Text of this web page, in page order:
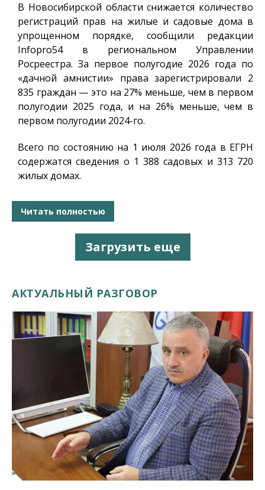
В Новосибирской области снижается количество
регистраций прав на жилые и садовые дома в
упрощенном порядке, сообщили редакции
Infopro54в региональном Управлении
Росреестра. За первое полугодие 2026 года по
«дачной амнистии» права зарегистрировали 2
835 граждан — это на 27% меньше, чем в первом
полугодии 2025 года, и на 26% меньше, чем в
первом полугодии 2024-го.
Всего по состоянию на 1 июля 2026 года в ЕГРН
содержатся сведения о 1 388 садовых и 313 720
жилых домах.
Читать полностью
Загрузить еще
АКТУАЛЬНЫЙ РАЗГОВОР